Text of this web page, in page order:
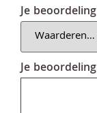
Je beoordeling
Je beoordeling